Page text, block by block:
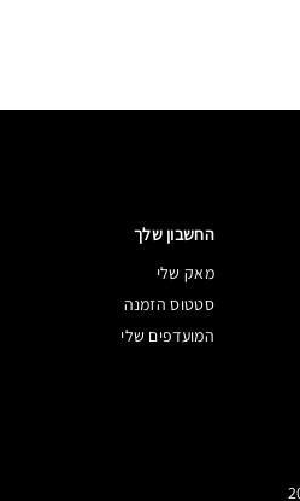
החשבון שלך
מאק שלי
סטטוס הזמנה
המועדפים שלי